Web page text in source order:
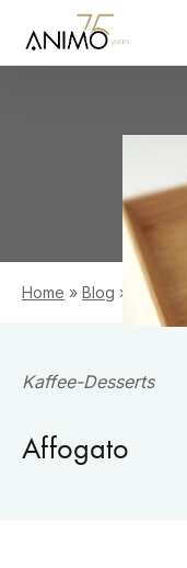
Home » Blog » Affogato
Kaffee-Desserts
Affogato